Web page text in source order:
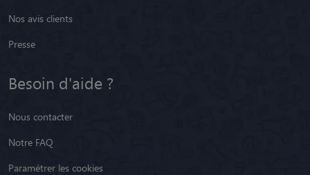
Nos avis clients
Presse
Besoin d'aide ?
Nous contacter
Notre FAQ
Paramétrer les cookies